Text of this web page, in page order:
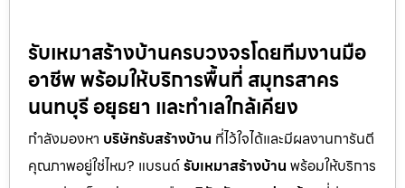
รับเหมาสร้างบ้านครบวงจรโดยทีมงานมือ
อาชีพ พร้อมให้บริการพื้นที่ สมุทรสาคร
นนทบุรี อยุธยา และทำเลใกล้เคียง
กำลังมองหา บริษัทรับสร้างบ้าน ที่ไว้ใจได้และมีผลงานการันตี
คุณภาพอยู่ใช่ไหม? แบรนด์รับเหมาสร้างบ้าน พร้อมให้บริการ